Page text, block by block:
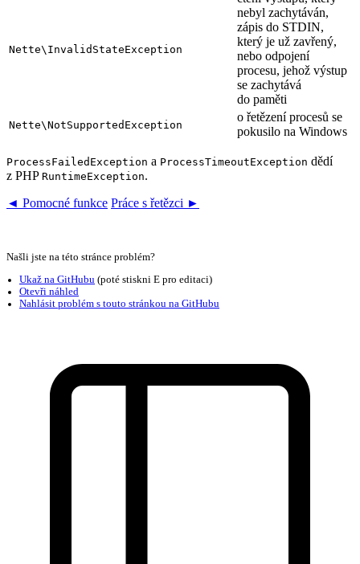
Nette\InvalidStateException
nebyl zachytáván,
zápis do STDIN,
který je už zavřený,
nebo odpojení
procesu, jehož výstup
se zachytává
do paměti
Nette\NotSupportedException
o řetězení procesů se
pokusilo na Windows
ProcessFailedException a ProcessTimeoutException dědí
z PHP RuntimeException.
◄ Pomocné funkce Práce s řetězci ►